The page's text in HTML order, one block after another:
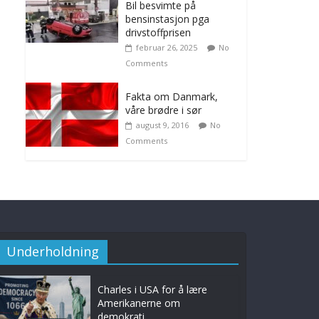
Bil besvimte på
bensinstasjon pga
drivstoffprisen
februar 26, 2025
No
Comments
Fakta om Danmark,
våre brødre i sør
august 9, 2016
No
Comments
Underholdning
Charles i USA for å lære
Amerikanerne om